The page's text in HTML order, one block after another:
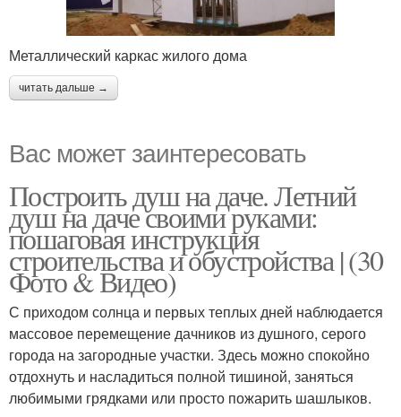
Металлический каркас жилого дома
читать дальше →
Вас может заинтересовать
Построить душ на даче. Летний
душ на даче своими руками:
пошаговая инструкция
строительства и обустройства | (30
Фото & Видео)
С приходом солнца и первых теплых дней наблюдается
массовое перемещение дачников из душного, серого
города на загородные участки. Здесь можно спокойно
отдохнуть и насладиться полной тишиной, заняться
любимыми грядками или просто пожарить шашлыков.